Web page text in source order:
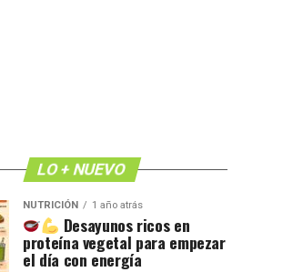
LO + NUEVO
NUTRICIÓN 1 año atrás
Desayunos ricos en
proteína vegetal para empezar
el día con energía